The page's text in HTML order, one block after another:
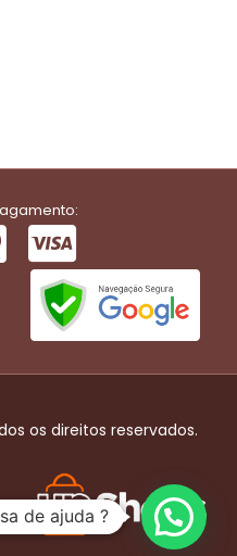
os direitos reservados.
de ajuda ?